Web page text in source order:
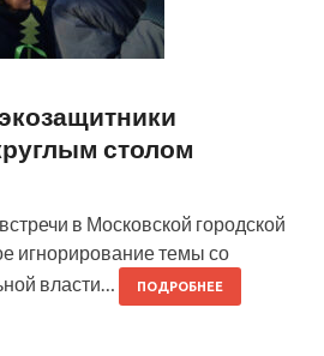
столом
в Московской городской
игнорирование темы со
власти…
ПОДРОБНЕЕ